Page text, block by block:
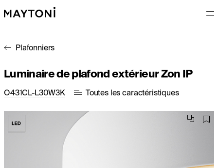
Plafonniers
Luminaire de plafond extérieur Zon IP
O431CL-L30W3K Toutes les caractéristiques